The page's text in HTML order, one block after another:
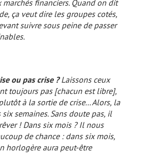
marchés financiers. Quand on dit
ça veut dire les groupes cotés,
suivre sous peine de passer
ou pas crise ?Laissons ceux
toujours pas [chacun est libre],
à la sortie de crise... Alors, la
semaines. Sans doute pas, il
! Dans six mois ? Il nous
de chance : dans six mois,
horlogère aura peut-être